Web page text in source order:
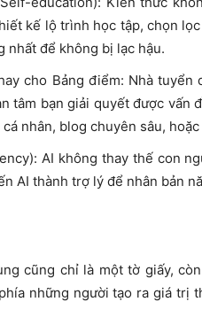
kế lộ trình học tập, chọn
nhất để không bị lạc hậu.
cho Bảng điểm: Nhà
tâm bạn giải quyết được vấn
nhân, blog chuyên sâu,
AI không thay thế con
AI thành trợ lý để nhân bản
cũng chỉ là một tờ giấy,
những người tạo ra giá trị